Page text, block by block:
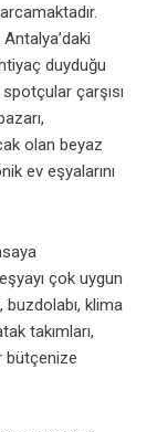
duyduğu
spotçular çarşısı
olan beyaz
ev eşyalarını
çok uygun
buzdolabı, klima
takımları,
bütçenize